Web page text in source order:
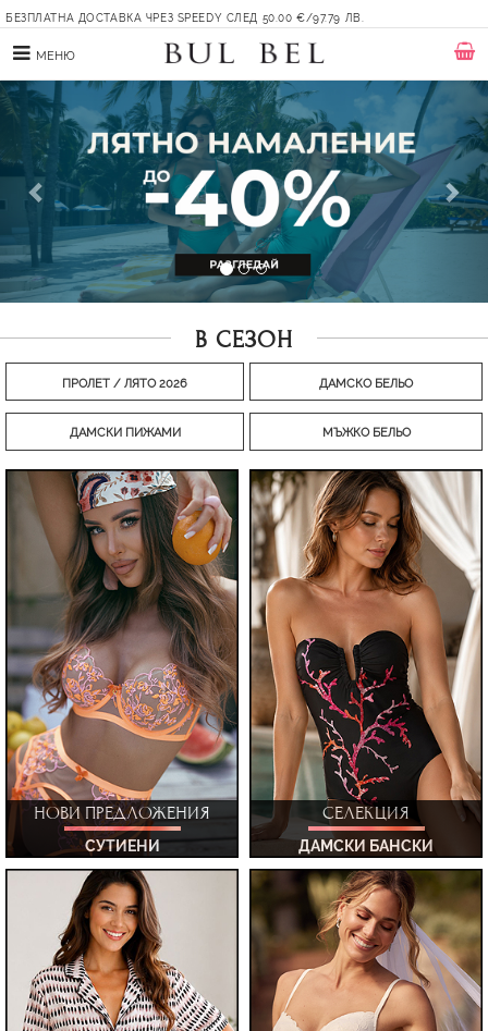
БЕЗПЛАТНА ДОСТАВКА ЧРЕЗ SPEEDY СЛЕД 50.00 €/97.79 ЛВ.
МЕНЮ
Previous
В СЕЗОН
ПРОЛЕТ / ЛЯТО 2026 ДАМСКО БЕЛЬО
ДАМСКИ ПИЖАМИ МЪЖКО БЕЛЬО
НОВИ ПРЕДЛОЖЕНИЯ
СУТИЕНИ
СЕЛЕКЦИЯ
ДАМСКИ БАНСКИ